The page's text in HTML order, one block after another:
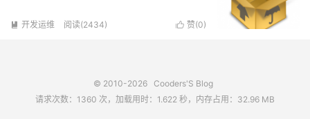
 赞(0)
 开发运维 阅读(2434)
© 2010-2026 Cooders'S Blog
请求次数：1360 次，加载用时：1.622 秒，内存占用：32.96 MB